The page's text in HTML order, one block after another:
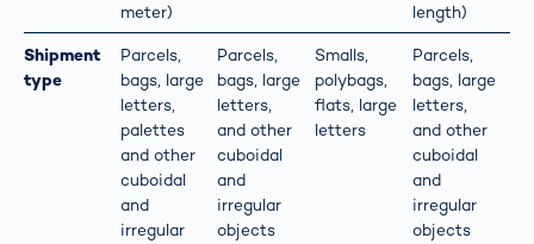
meter)
length)
Shipment
type
Parcels,
bags, large
letters,
palettes
and other
cuboidal
and
irregular
Parcels,
bags, large
letters,
and other
cuboidal
and
irregular
objects
Smalls,
polybags,
flats, large
letters
Parcels,
bags, large
letters,
and other
cuboidal
and
irregular
objects